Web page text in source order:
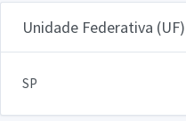
Unidade Federativa (UF)
SP